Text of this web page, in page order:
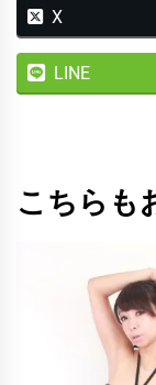
X
LINE
こちらも